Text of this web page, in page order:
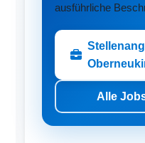
ausführliche
Alle